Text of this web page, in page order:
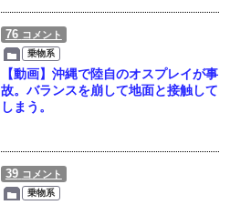
76 コメント
乗物系
【動画】沖縄で陸自のオスプレイが事
故。バランスを崩して地面と接触して
しまう。
39 コメント
乗物系